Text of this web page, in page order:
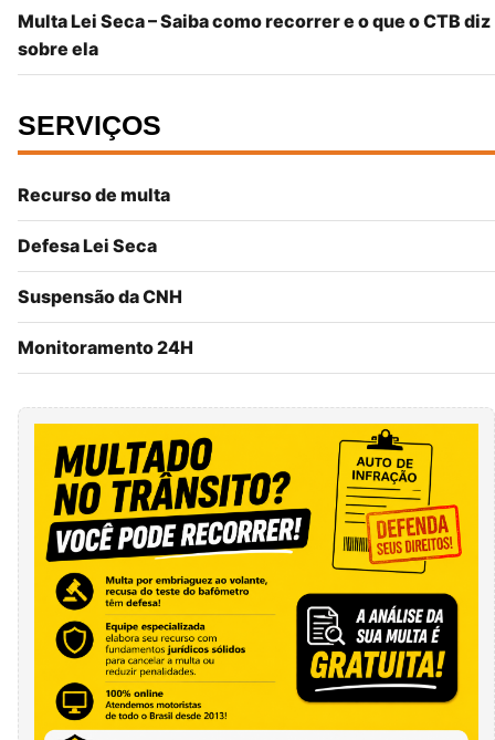
Multa Lei Seca – Saiba como recorrer e o que o CTB diz
sobre ela
SERVIÇOS
Recurso de multa
Defesa Lei Seca
Suspensão da CNH
Monitoramento 24H